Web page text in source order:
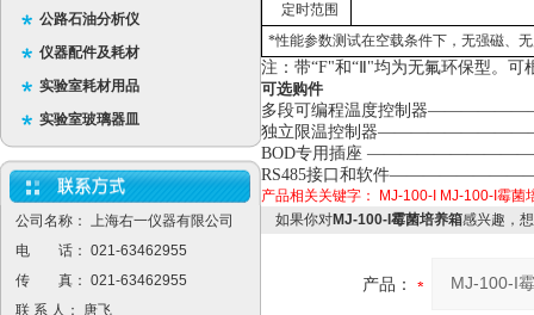
公路石油分析仪
仪器配件及耗材
实验室耗材用品
实验室玻璃器皿
公司名称： 上海右一仪器有限公司
电 话： 021-63462955
传 真： 021-63462955
联 系 人： 唐飞
定时范围
*性能参数测试在空载条件下，无强磁、
注：带“F"和“Ⅱ"均为无氟环保型。
可选购件
多段可编程温度控制器
独立限温控制器
BOD专用插座
RS485接口和软件
产品相关关键字： MJ-100-I MJ-100-I霉菌
如果你对MJ-100-I霉菌培养箱感兴趣，
产品：